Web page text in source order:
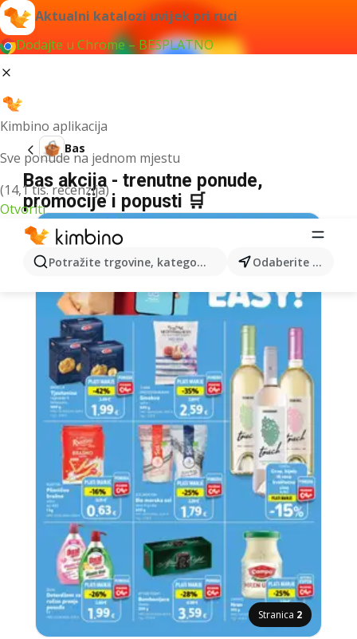
Aktualni katalozi uvijek pri ruci
Dodajte u Chrome – BESPLATNO
Kimbino aplikacija
Sve ponude na jednom mjestu
(14,1 tis. recenzija)
Otvoriti
Potražite trgovine, kategorije, proizvode... Odaberite grad
Bas
Bas akcija - trenutne ponude,
promocije i popusti 🛒
Stranica 2